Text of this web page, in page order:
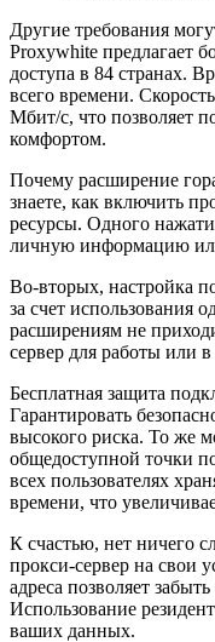
Другие требования
Proxywhite предлагает
доступа в 84 странах.
всего времени.
Мбит/с, что позволяет
комфортом.
Почему расширение
знаете, как включить
ресурсы. Одного
личную информацию
Во-вторых, настройка
за счет использования
расширениям не
сервер для работы или
Бесплатная защита
Гарантировать
высокого риска. То же
общедоступной точки
всех пользователях
времени, что
К счастью, нет ничего
прокси-сервер на свои
адреса позволяет
Использование
ваших данных.